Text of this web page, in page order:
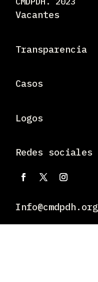
Vacantes
Transparencia
Casos
Logos
Redes sociales
Info@cmdpdh.org